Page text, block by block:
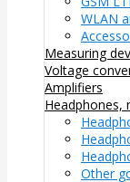
WLAN
Measuring
Voltage
Amplifiers
Headphones,
Other